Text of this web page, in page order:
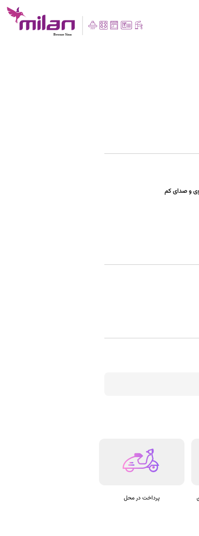
و صدای کم
پرداخت در محل